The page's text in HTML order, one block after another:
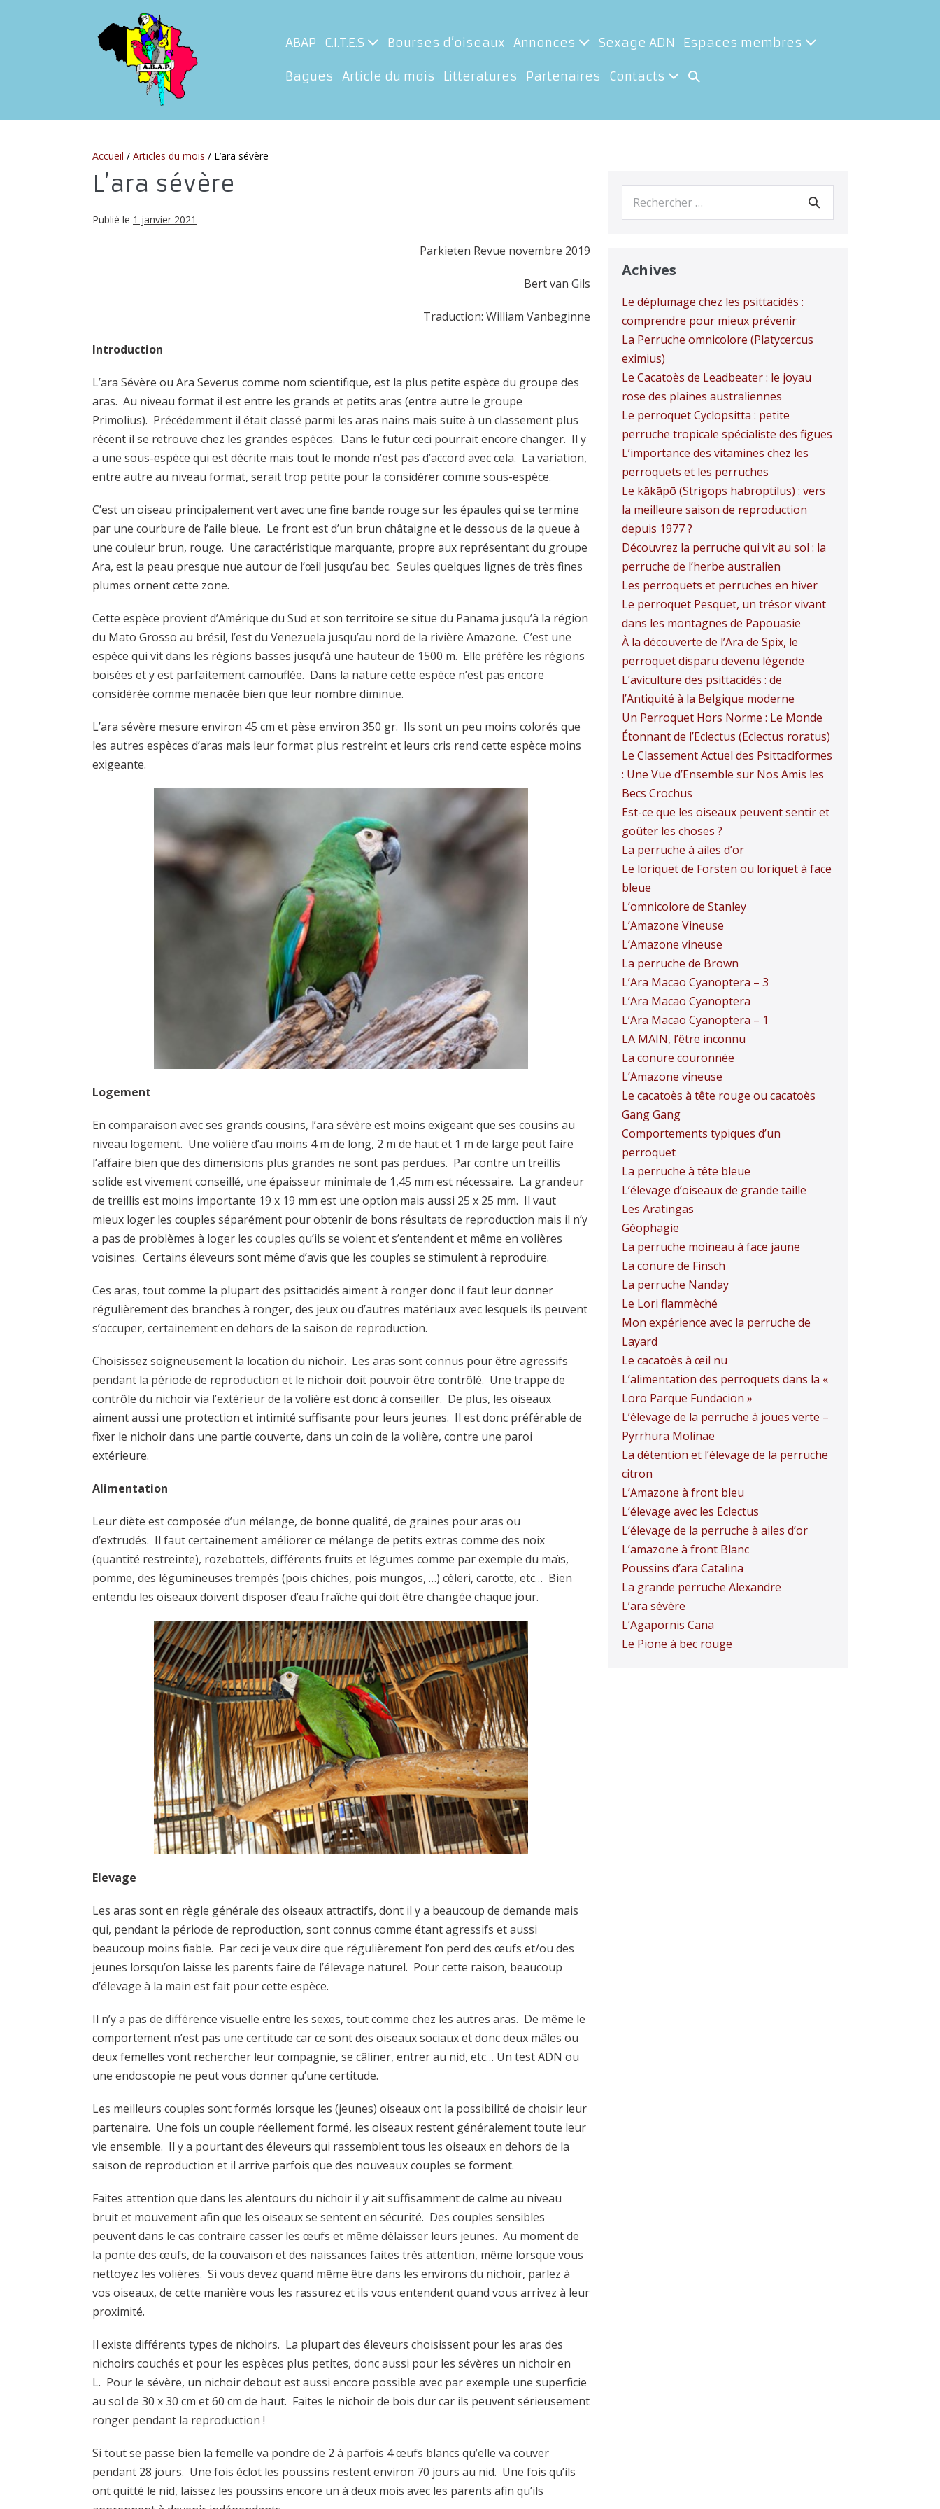
ABAP C.I.T.E.S Bourses d’oiseaux Annonces Sexage ADN Espaces membres
Bagues Article du mois Litteratures Partenaires Contacts
Basculer
Accueil / Articles du mois / L’ara sévère
L’ara sévère
Publié le 1 janvier 2021
Parkieten Revue novembre 2019
Bert van Gils
Traduction: William Vanbeginne
Introduction
L’ara Sévère ou Ara Severus comme nom scientifique, est la plus petite espèce du groupe des
aras. Au niveau format il est entre les grands et petits aras (entre autre le groupe
Primolius). Précédemment il était classé parmi les aras nains mais suite à un classement plus
récent il se retrouve chez les grandes espèces. Dans le futur ceci pourrait encore changer. Il y
a une sous-espèce qui est décrite mais tout le monde n’est pas d’accord avec cela. La variation,
entre autre au niveau format, serait trop petite pour la considérer comme sous-espèce.
C’est un oiseau principalement vert avec une fine bande rouge sur les épaules qui se termine
par une courbure de l’aile bleue. Le front est d’un brun châtaigne et le dessous de la queue à
une couleur brun, rouge. Une caractéristique marquante, propre aux représentant du groupe
Ara, est la peau presque nue autour de l’œil jusqu’au bec. Seules quelques lignes de très fines
plumes ornent cette zone.
Cette espèce provient d’Amérique du Sud et son territoire se situe du Panama jusqu’à la région
du Mato Grosso au brésil, l’est du Venezuela jusqu’au nord de la rivière Amazone. C’est une
espèce qui vit dans les régions basses jusqu’à une hauteur de 1500 m. Elle préfère les régions
boisées et y est parfaitement camouflée. Dans la nature cette espèce n’est pas encore
considérée comme menacée bien que leur nombre diminue.
L’ara sévère mesure environ 45 cm et pèse environ 350 gr. Ils sont un peu moins colorés que
les autres espèces d’aras mais leur format plus restreint et leurs cris rend cette espèce moins
exigeante.
Logement
En comparaison avec ses grands cousins, l’ara sévère est moins exigeant que ses cousins au
niveau logement. Une volière d’au moins 4 m de long, 2 m de haut et 1 m de large peut faire
l’affaire bien que des dimensions plus grandes ne sont pas perdues. Par contre un treillis
solide est vivement conseillé, une épaisseur minimale de 1,45 mm est nécessaire. La grandeur
de treillis est moins importante 19 x 19 mm est une option mais aussi 25 x 25 mm. Il vaut
mieux loger les couples séparément pour obtenir de bons résultats de reproduction mais il n’y
a pas de problèmes à loger les couples qu’ils se voient et s’entendent et même en volières
voisines. Certains éleveurs sont même d’avis que les couples se stimulent à reproduire.
Ces aras, tout comme la plupart des psittacidés aiment à ronger donc il faut leur donner
régulièrement des branches à ronger, des jeux ou d’autres matériaux avec lesquels ils peuvent
s’occuper, certainement en dehors de la saison de reproduction.
Choisissez soigneusement la location du nichoir. Les aras sont connus pour être agressifs
pendant la période de reproduction et le nichoir doit pouvoir être contrôlé. Une trappe de
contrôle du nichoir via l’extérieur de la volière est donc à conseiller. De plus, les oiseaux
aiment aussi une protection et intimité suffisante pour leurs jeunes. Il est donc préférable de
fixer le nichoir dans une partie couverte, dans un coin de la volière, contre une paroi
extérieure.
Alimentation
Leur diète est composée d’un mélange, de bonne qualité, de graines pour aras ou
d’extrudés. Il faut certainement améliorer ce mélange de petits extras comme des noix
(quantité restreinte), rozebottels, différents fruits et légumes comme par exemple du maïs,
pomme, des légumineuses trempés (pois chiches, pois mungos, …) céleri, carotte, etc… Bien
entendu les oiseaux doivent disposer d’eau fraîche qui doit être changée chaque jour.
Elevage
Les aras sont en règle générale des oiseaux attractifs, dont il y a beaucoup de demande mais
qui, pendant la période de reproduction, sont connus comme étant agressifs et aussi
beaucoup moins fiable. Par ceci je veux dire que régulièrement l’on perd des œufs et/ou des
jeunes lorsqu’on laisse les parents faire de l’élevage naturel. Pour cette raison, beaucoup
d’élevage à la main est fait pour cette espèce.
Il n’y a pas de différence visuelle entre les sexes, tout comme chez les autres aras. De même le
comportement n’est pas une certitude car ce sont des oiseaux sociaux et donc deux mâles ou
deux femelles vont rechercher leur compagnie, se câliner, entrer au nid, etc… Un test ADN ou
une endoscopie ne peut vous donner qu’une certitude.
Les meilleurs couples sont formés lorsque les (jeunes) oiseaux ont la possibilité de choisir leur
partenaire. Une fois un couple réellement formé, les oiseaux restent généralement toute leur
vie ensemble. Il y a pourtant des éleveurs qui rassemblent tous les oiseaux en dehors de la
saison de reproduction et il arrive parfois que des nouveaux couples se forment.
Faites attention que dans les alentours du nichoir il y ait suffisamment de calme au niveau
bruit et mouvement afin que les oiseaux se sentent en sécurité. Des couples sensibles
peuvent dans le cas contraire casser les œufs et même délaisser leurs jeunes. Au moment de
la ponte des œufs, de la couvaison et des naissances faites très attention, même lorsque vous
nettoyez les volières. Si vous devez quand même être dans les environs du nichoir, parlez à
vos oiseaux, de cette manière vous les rassurez et ils vous entendent quand vous arrivez à leur
proximité.
Il existe différents types de nichoirs. La plupart des éleveurs choisissent pour les aras des
nichoirs couchés et pour les espèces plus petites, donc aussi pour les sévères un nichoir en
L. Pour le sévère, un nichoir debout est aussi encore possible avec par exemple une superficie
au sol de 30 x 30 cm et 60 cm de haut. Faites le nichoir de bois dur car ils peuvent sérieusement
ronger pendant la reproduction !
Si tout se passe bien la femelle va pondre de 2 à parfois 4 œufs blancs qu’elle va couver
pendant 28 jours. Une fois éclot les poussins restent environ 70 jours au nid. Une fois qu’ils
ont quitté le nid, laissez les poussins encore un à deux mois avec les parents afin qu’ils
Achives
Le déplumage chez les psittacidés :
comprendre pour mieux prévenir
La Perruche omnicolore (Platycercus
eximius)
Le Cacatoès de Leadbeater : le joyau
rose des plaines australiennes
Le perroquet Cyclopsitta : petite
perruche tropicale spécialiste des figues
L’importance des vitamines chez les
perroquets et les perruches
Le kākāpō (Strigops habroptilus) : vers
la meilleure saison de reproduction
depuis 1977 ?
Découvrez la perruche qui vit au sol : la
perruche de l’herbe australien
Les perroquets et perruches en hiver
Le perroquet Pesquet, un trésor vivant
dans les montagnes de Papouasie
À la découverte de l’Ara de Spix, le
perroquet disparu devenu légende
L’aviculture des psittacidés : de
l’Antiquité à la Belgique moderne
Un Perroquet Hors Norme : Le Monde
Étonnant de l’Eclectus (Eclectus roratus)
Le Classement Actuel des Psittaciformes
: Une Vue d’Ensemble sur Nos Amis les
Becs Crochus
Est-ce que les oiseaux peuvent sentir et
goûter les choses ?
La perruche à ailes d’or
Le loriquet de Forsten ou loriquet à face
bleue
L’omnicolore de Stanley
L’Amazone Vineuse
L’Amazone vineuse
La perruche de Brown
L’Ara Macao Cyanoptera – 3
L’Ara Macao Cyanoptera
L’Ara Macao Cyanoptera – 1
LA MAIN, l’être inconnu
La conure couronnée
L’Amazone vineuse
Le cacatoès à tête rouge ou cacatoès
Gang Gang
Comportements typiques d’un
perroquet
La perruche à tête bleue
L’élevage d’oiseaux de grande taille
Les Aratingas
Géophagie
La perruche moineau à face jaune
La conure de Finsch
La perruche Nanday
Le Lori flammèché
Mon expérience avec la perruche de
Layard
Le cacatoès à œil nu
L’alimentation des perroquets dans la «
Loro Parque Fundacion »
L’élevage de la perruche à joues verte –
Pyrrhura Molinae
La détention et l’élevage de la perruche
citron
L’Amazone à front bleu
L’élevage avec les Eclectus
L’élevage de la perruche à ailes d’or
L’amazone à front Blanc
Poussins d’ara Catalina
La grande perruche Alexandre
L’ara sévère
L’Agapornis Cana
Le Pione à bec rouge